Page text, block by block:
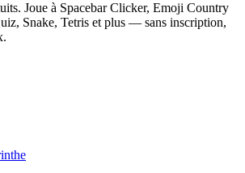
Joue à Spacebar Clicker, Emoji Country
Snake, Tetris et plus — sans inscription,